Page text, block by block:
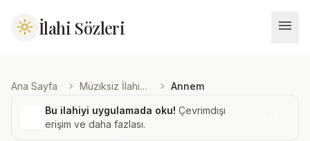
light_mode İlahi Sözleri menu
Ana Sayfa chevron_right Müziksiz İlahiler chevron_right Annem
Bu ilahiyi uygulamada oku! Çevrimdışı
erişim ve daha fazlası.